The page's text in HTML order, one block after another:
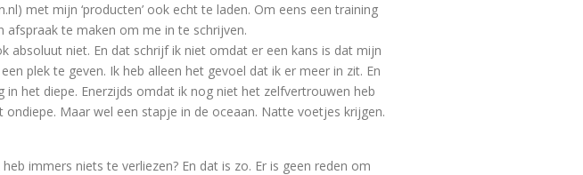
met mijn ‘producten’ ook echt te laden. Om eens een training
afspraak te maken om me in te schrijven.
absoluut niet. En dat schrijf ik niet omdat er een kans is dat mijn
plek te geven. Ik heb alleen het gevoel dat ik er meer in zit. En
het diepe. Enerzijds omdat ik nog niet het zelfvertrouwen heb
Maar wel een stapje in de oceaan. Natte voetjes krijgen.
immers niets te verliezen? En dat is zo. Er is geen reden om